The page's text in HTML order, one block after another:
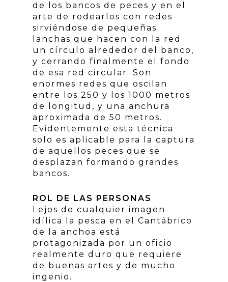
de los bancos de peces y en el
arte de rodearlos con redes
sirviéndose de pequeñas
lanchas que hacen con la red
un círculo alrededor del banco,
y cerrando finalmente el fondo
de esa red circular. Son
enormes redes que oscilan
entre los 250 y los 1000 metros
de longitud, y una anchura
aproximada de 50 metros.
Evidentemente esta técnica
solo es aplicable para la captura
de aquellos peces que se
desplazan formando grandes
bancos.
ROL DE LAS PERSONAS
Lejos de cualquier imagen
idílica la pesca en el Cantábrico
de la anchoa está
protagonizada por un oficio
realmente duro que requiere
de buenas artes y de mucho
ingenio.